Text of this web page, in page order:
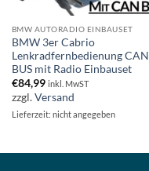
BMW AUTORADIO EINBAUSET
BMW 3er Cabrio
Lenkradfernbedienung CAN
BUS mit Radio Einbauset
€84,99 inkl. MwST
zzgl.Versand
Lieferzeit: nicht angegeben